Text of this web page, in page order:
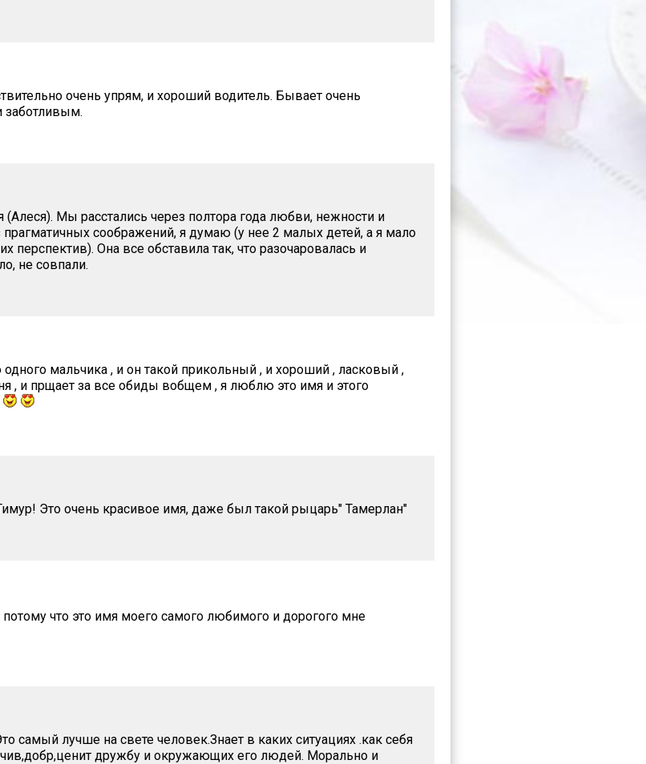
очень упрям, и хороший водитель. Бывает очень
(Алеся). Мы расстались через полтора года любви, нежности и
прагматичных соображений, я думаю (у нее 2 малых детей, а я мало
перспектив). Она все обставила так, что разочаровалась и
не совпали.
мальчика , и он такой прикольный , и хороший , ласковый ,
, и прщает за все обиды вобщем , я люблю это имя и этого
Это очень красивое имя, даже был такой рыцарь" Тамерлан"
потому что это имя моего самого любимого и дорогого мне
самый лучше на свете человек.Знает в каких ситуациях .как себя
дружбу и окружающих его людей. Морально и